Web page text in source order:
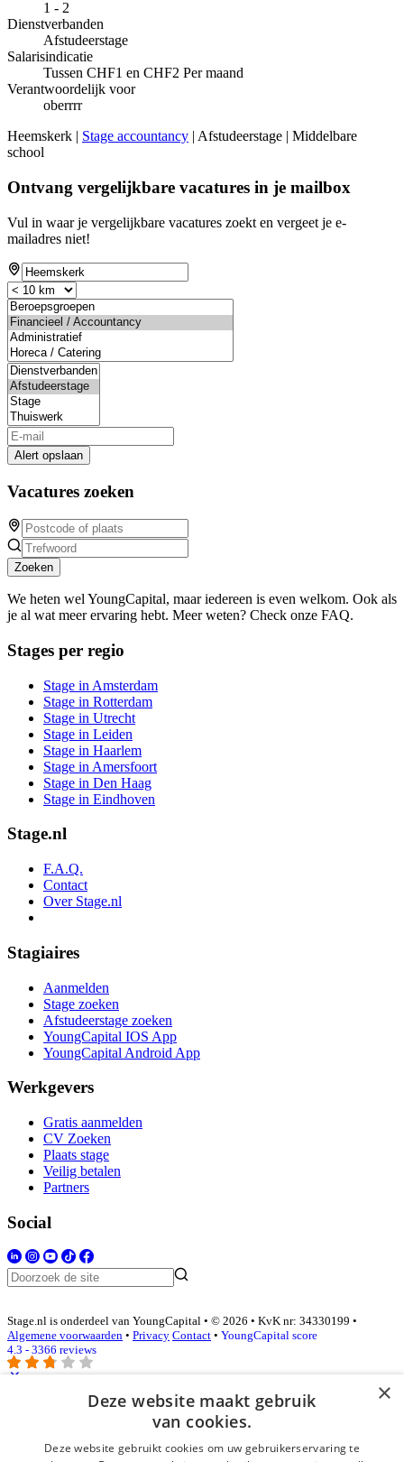
1 - 2
Dienstverbanden
Afstudeerstage
Salarisindicatie
Tussen CHF1 en CHF2 Per maand
Verantwoordelijk voor
oberrrr
Heemskerk | Stage accountancy | Afstudeerstage | Middelbare
school
Ontvang vergelijkbare vacatures in je mailbox
Vul in waar je vergelijkbare vacatures zoekt en vergeet je e-
mailadres niet!
Alert opslaan
Vacatures zoeken
Zoeken
We heten wel YoungCapital, maar iedereen is even welkom. Ook als
je al wat meer ervaring hebt. Meer weten? Check onze FAQ.
Stages per regio
Stage in Amsterdam
Stage in Rotterdam
Stage in Utrecht
Stage in Leiden
Stage in Haarlem
Stage in Amersfoort
Stage in Den Haag
Stage in Eindhoven
Stage.nl
F.A.Q.
Contact
Over Stage.nl
Stagiaires
Aanmelden
Stage zoeken
Afstudeerstage zoeken
YoungCapital IOS App
YoungCapital Android App
Werkgevers
Gratis aanmelden
CV Zoeken
Plaats stage
Veilig betalen
Partners
Social
Stage.nl is onderdeel van YoungCapital • © 2026 • KvK nr: 34330199 •
Algemene voorwaarden • Privacy Contact • YoungCapital score
4.3 - 3366 reviews
Inloggen als bedrijf
E-mail*
×
Deze website maakt gebruik
van cookies.
Deze website gebruikt cookies om uw gebruikerservaring te